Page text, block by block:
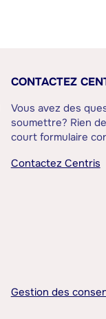
CONTACTEZ
Vous avez des
soumettre? Rien
court formulaire
Contactez Centris
Gestion des